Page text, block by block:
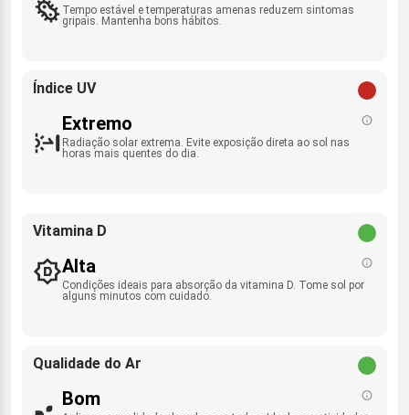
Tempo estável e temperaturas amenas reduzem sintomas
gripais. Mantenha bons hábitos.
Índice UV
Extremo
Radiação solar extrema. Evite exposição direta ao sol nas
horas mais quentes do dia.
Vitamina D
Alta
Condições ideais para absorção da vitamina D. Tome sol por
alguns minutos com cuidado.
Qualidade do Ar
Bom